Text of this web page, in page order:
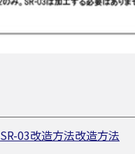
SR-03改造方法改造方法